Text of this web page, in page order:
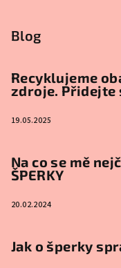
Blog
Recyklujeme
zdroje. Přidejte
19.05.2025
Na co se mě
ŠPERKY
20.02.2024
Jak o šperky